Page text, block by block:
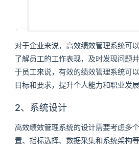
对于企业来说，高效绩效管理系统可
了解员工的工作表现，及时发现问题
于员工来说，有效的绩效管理系统可
目标和要求，提升个人能力和职业发展
2、系统设计
高效绩效管理系统的设计需要考虑多
置、指标选择、数据采集和系统架构